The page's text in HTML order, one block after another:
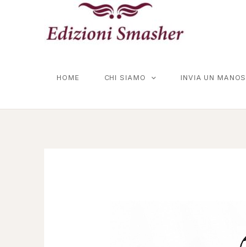
contenuto
HOME CHI SIAMO INVIA UN